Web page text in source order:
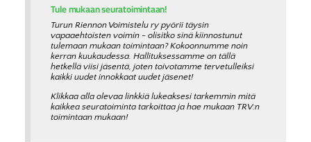
Tule mukaan seuratoimintaan!
Turun Riennon Voimistelu ry pyörii täysin
vapaaehtoisten voimin - olisitko sinä kiinnostunut
tulemaan mukaan toimintaan? Kokoonnumme noin
kerran kuukaudessa. Hallituksessamme on tällä
hetkellä viisi jäsentä, joten toivotamme tervetulleiksi
kaikki uudet innokkaat uudet jäsenet!
Klikkaa alla olevaa linkkiä lukeaksesi tarkemmin mitä
kaikkea seuratoiminta tarkoittaa ja hae mukaan TRV:n
toimintaan mukaan!